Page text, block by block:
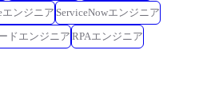
エンジニア ServiceNowエンジニア
ドエンジニア RPAエンジニア